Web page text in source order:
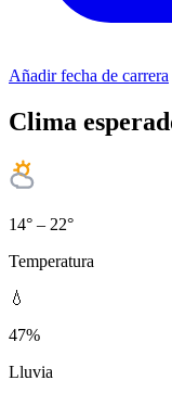
Añadir fecha de carrera
Clima
14° – 22°
Temperatura
💧
47%
Lluvia